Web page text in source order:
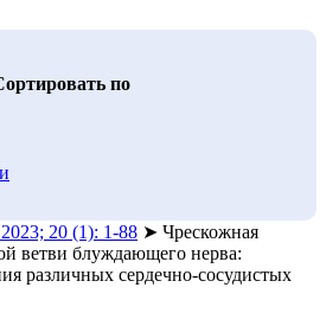
по
20 (1): 1-88 ➤ Чрескожная
ветви блуждающего нерва:
различных сердечно-сосудистых